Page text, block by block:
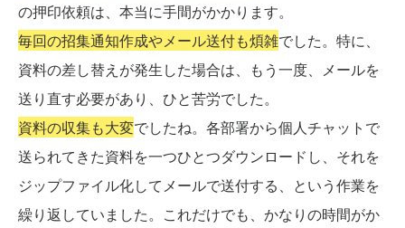
の押印依頼は、本当に手間がかかります。
毎回の招集通知作成やメール送付も煩雑でした。特に、
資料の差し替えが発生した場合は、もう一度、メールを
送り直す必要があり、ひと苦労でした。
資料の収集も大変でしたね。各部署から個人チャットで
送られてきた資料を一つひとつダウンロードし、それを
ジップファイル化してメールで送付する、という作業を
繰り返していました。これだけでも、かなりの時間がか